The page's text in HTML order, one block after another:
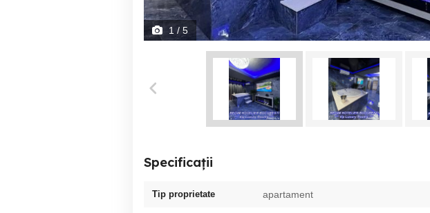
1 / 5
Specificații
Tip proprietate apartament